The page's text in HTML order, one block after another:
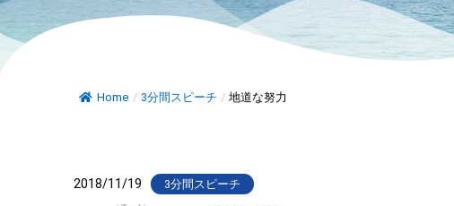
Home / 3分間スピーチ / 地道な努力
2018/11/19 3分間スピーチ